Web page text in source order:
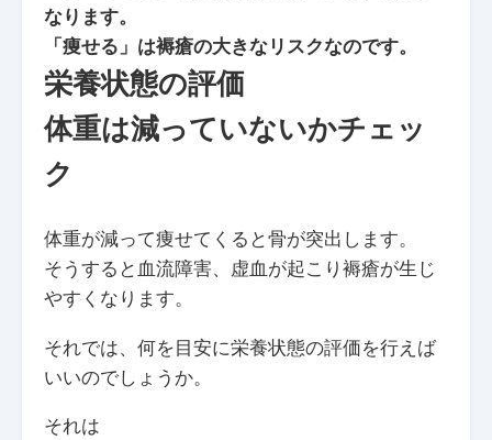
なります。
「痩せる」は褥瘡の大きなリスクなのです。
栄養状態の評価
体重は減っていないかチェッ
ク
体重が減って痩せてくると骨が突出します。
そうすると血流障害、虚血が起こり褥瘡が生じ
やすくなります。
それでは、何を目安に栄養状態の評価を行えば
いいのでしょうか。
それは